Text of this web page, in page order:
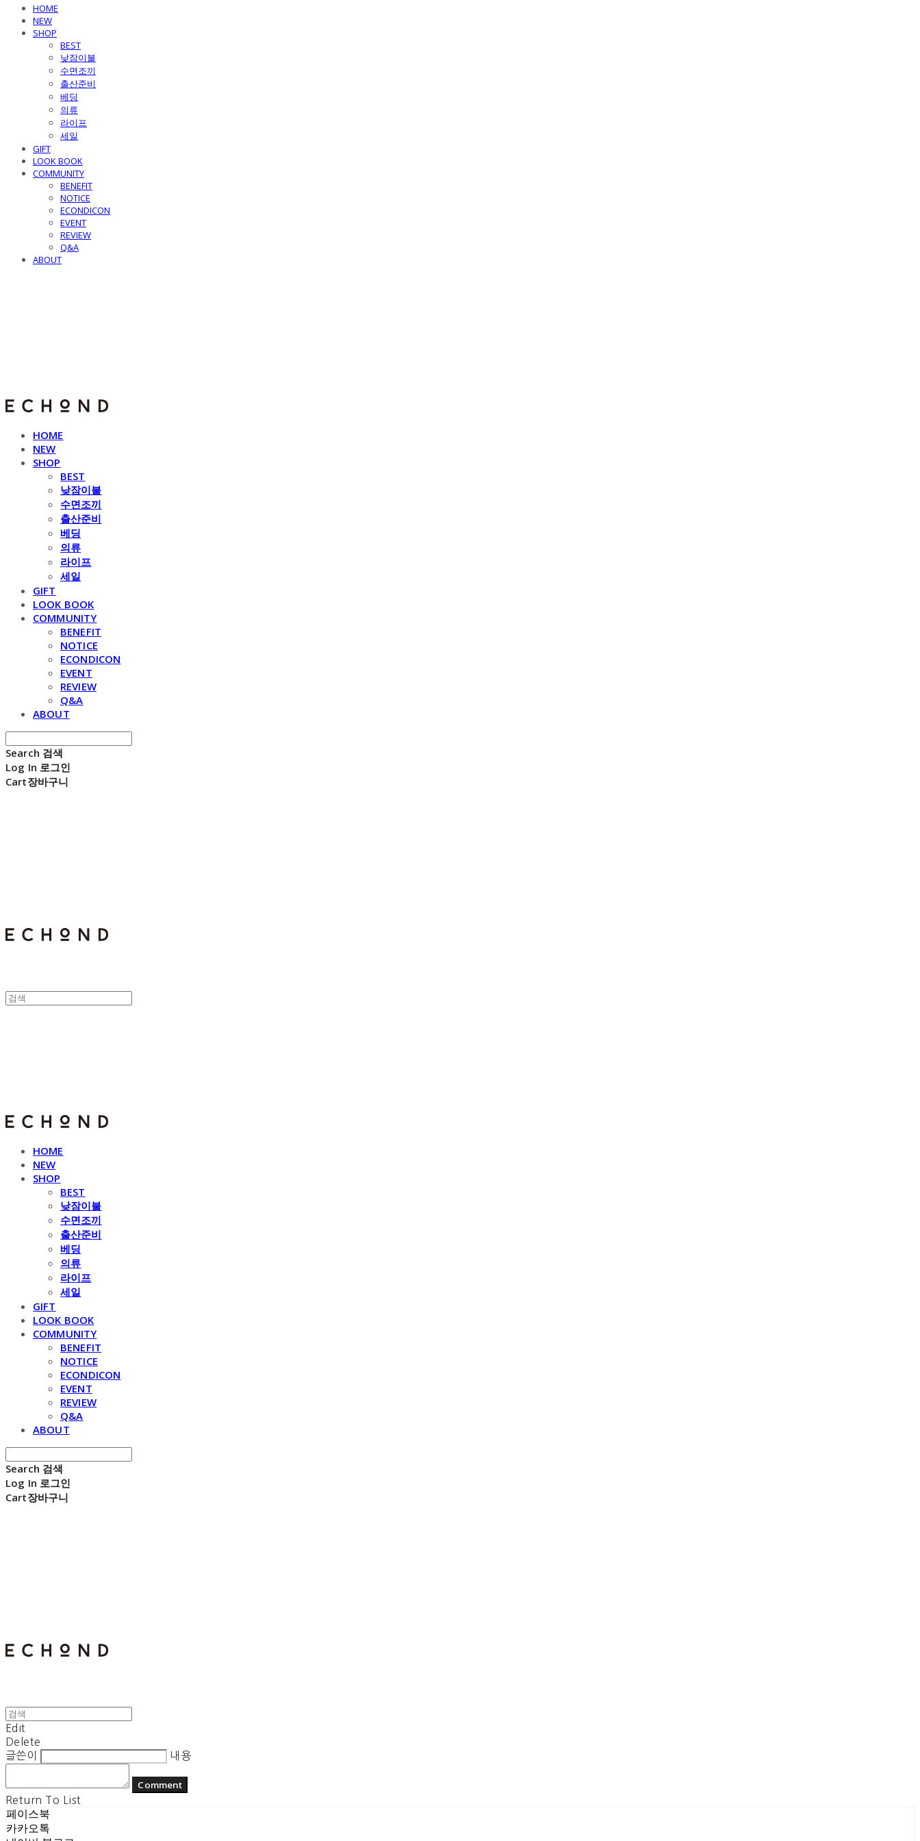
HOME
NEW
SHOP
BEST
낮잠이불
수면조끼
출산준비
베딩
의류
라이프
세일
GIFT
LOOK BOOK
COMMUNITY
BENEFIT
NOTICE
ECONDICON
EVENT
REVIEW
Q&A
ABOUT
HOME
NEW
SHOP
BEST
낮잠이불
수면조끼
출산준비
베딩
의류
라이프
세일
GIFT
LOOK BOOK
COMMUNITY
BENEFIT
NOTICE
ECONDICON
EVENT
REVIEW
Q&A
ABOUT
Search 검색
Log In 로그인
Cart장바구니
HOME
NEW
SHOP
BEST
낮잠이불
수면조끼
출산준비
베딩
의류
라이프
세일
GIFT
LOOK BOOK
COMMUNITY
BENEFIT
NOTICE
ECONDICON
EVENT
REVIEW
Q&A
ABOUT
Search 검색
Log In 로그인
Cart장바구니
Edit
Delete
글쓴이
내용
Comment
Return To List
페이스북
카카오톡